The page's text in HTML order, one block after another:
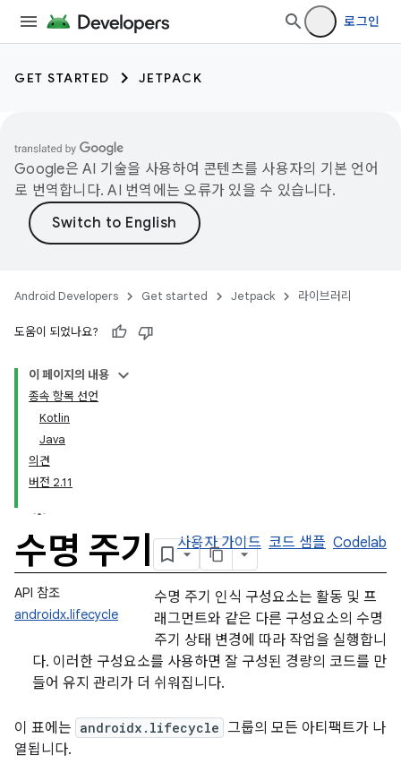
로그인
GET STARTED JETPACK
Google은 AI 기술을 사용하여 콘텐츠를 사용자의 기본 언어
로 번역합니다. AI 번역에는 오류가 있을 수 있습니다.
Android Developers Get started Jetpack 라이브러리
도움이 되었나요?
이 페이지의 내용
종속 항목 선언
Kotlin
Java
의견
버전 2.11
수명 주기 사용자 가이드 코드 샘플 Codelab
API 참조
androidx.lifecycle
수명 주기 인식 구성요소는 활동 및 프
래그먼트와 같은 다른 구성요소의 수명
주기 상태 변경에 따라 작업을 실행합니
다. 이러한 구성요소를 사용하면 잘 구성된 경량의 코드를 만
들어 유지 관리가 더 쉬워집니다.
이 표에는 androidx.lifecycle 그룹의 모든 아티팩트가 나
열됩니다.